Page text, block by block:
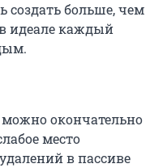
создать больше, чем
идеале каждый
окончательно
место
в пассиве